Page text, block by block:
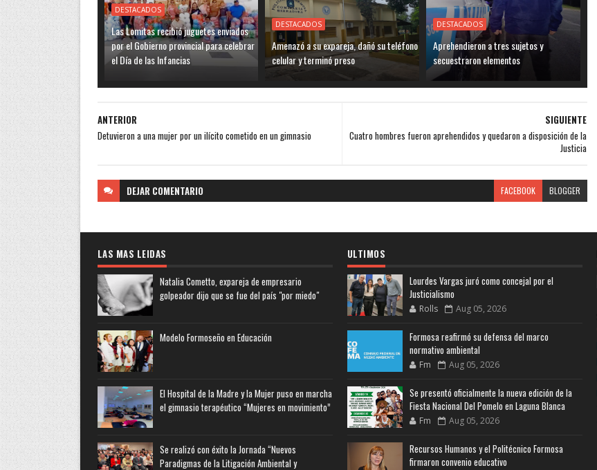
DESTACADOS
Las Lomitas recibió juguetes enviados
por el Gobierno provincial para celebrar
el Día de las Infancias
DESTACADOS
Amenazó a su expareja, dañó su teléfono
celular y terminó preso
DESTACADOS
Aprehendieron a tres sujetos y
secuestraron elementos
SIGUIENTE
Cuatro hombres fueron aprehendidos y quedaron a disposición de la
Justicia
ANTERIOR
Detuvieron a una mujer por un ilícito cometido en un gimnasio
DEJAR COMENTARIO FACEBOOK BLOGGER
LAS MAS LEIDAS
Natalia Cometto, expareja de empresario
golpeador dijo que se fue del país "por miedo"
Modelo Formoseño en Educación
El Hospital de la Madre y la Mujer puso en marcha
el gimnasio terapéutico “Mujeres en movimiento”
Se realizó con éxito la Jornada “Nuevos
Paradigmas de la Litigación Ambiental y
ULTIMOS
Lourdes Vargas juró como concejal por el
Justicialismo
Rolls Aug 05, 2026
Formosa reafirmó su defensa del marco
normativo ambiental
Fm Aug 05, 2026
Se presentó oficialmente la nueva edición de la
Fiesta Nacional Del Pomelo en Laguna Blanca
Fm Aug 05, 2026
Recursos Humanos y el Politécnico Formosa
firmaron convenio educativo